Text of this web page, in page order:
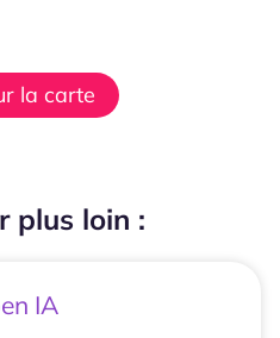
la carte
plus loin :
IA